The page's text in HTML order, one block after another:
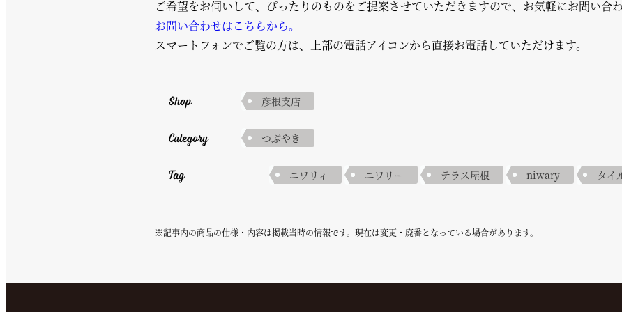
ご希望をお伺いして、ぴったりのものをご提案させていただきますので、お気軽にお問い合わ
お問い合わせはこちらから。
スマートフォンでご覧の方は、上部の電話アイコンから直接お電話していただけます。
Shop 彦根支店
Category つぶやき
Tag ニワリィ ニワリー テラス屋根 niwary タイ
※記事内の商品の仕様・内容は掲載当時の情報です。現在は変更・廃番となっている場合があります。